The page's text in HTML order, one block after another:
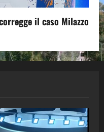
il caso Milazzo